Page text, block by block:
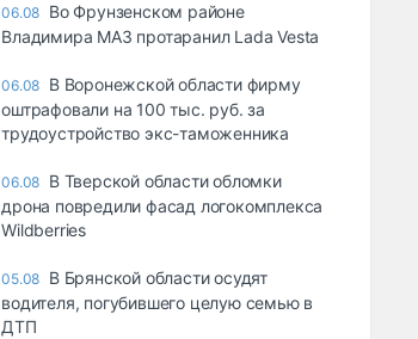
06.08 Во Фрунзенском районе
Владимира МАЗ протаранил Lada Vesta
06.08 В Воронежской области фирму
оштрафовали на 100 тыс. руб. за
трудоустройство экс-таможенника
06.08 В Тверской области обломки
дрона повредили фасад логокомплекса
Wildberries
05.08 В Брянской области осудят
водителя, погубившего целую семью в
ДТП